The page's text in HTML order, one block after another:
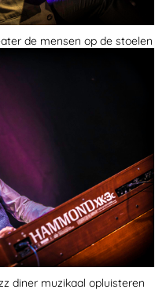
de mensen op de stoelen
diner muzikaal opluisteren